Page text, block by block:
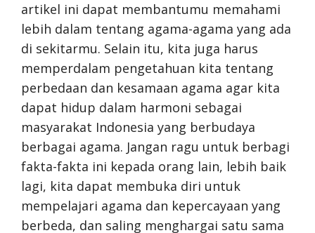
artikel ini dapat membantumu memahami
lebih dalam tentang agama-agama yang ada
di sekitarmu. Selain itu, kita juga harus
memperdalam pengetahuan kita tentang
perbedaan dan kesamaan agama agar kita
dapat hidup dalam harmoni sebagai
masyarakat Indonesia yang berbudaya
berbagai agama. Jangan ragu untuk berbagi
fakta-fakta ini kepada orang lain, lebih baik
lagi, kita dapat membuka diri untuk
mempelajari agama dan kepercayaan yang
berbeda, dan saling menghargai satu sama